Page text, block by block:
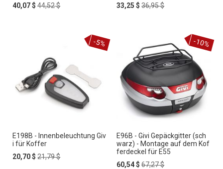
Special
40,07 $ Regular
44,52 $
Special
33,25 $ Regular
36,95 $
E198B - Innenbeleuchtung Giv
i für Koffer
Special
20,70 $ Regular
21,79 $
-5%
E96B - Givi Gepäckgitter (sch
warz) - Montage auf dem Kof
ferdeckel für E55
Special
60,54 $ Regular
67,27 $
-10%